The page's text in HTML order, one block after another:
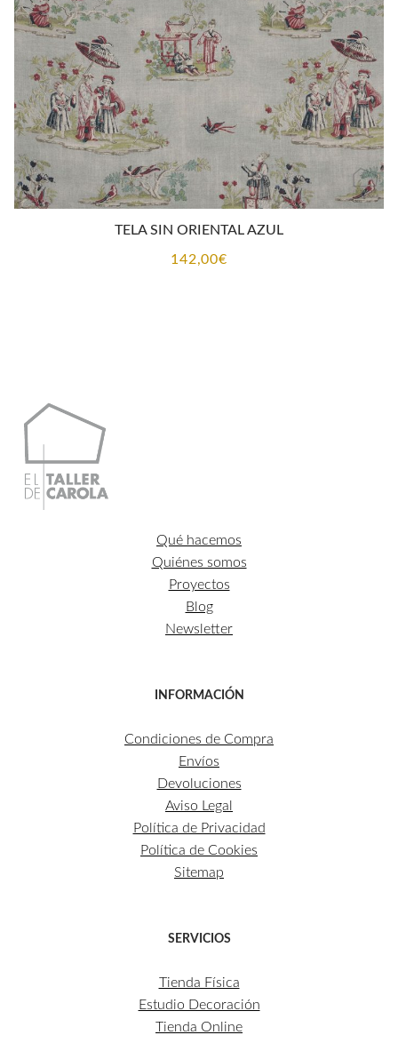
TELA SIN ORIENTAL AZUL
142,00€
Qué hacemos
Quiénes somos
Proyectos
Blog
Newsletter
INFORMACIÓN
Condiciones de Compra
Envíos
Devoluciones
Aviso Legal
Política de Privacidad
Política de Cookies
Sitemap
SERVICIOS
Tienda Física
Estudio Decoración
Tienda Online